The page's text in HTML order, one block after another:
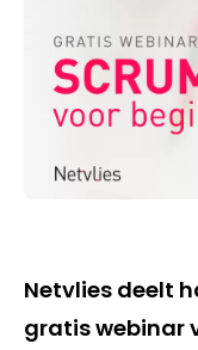
Netvlies deelt
gratis webinar